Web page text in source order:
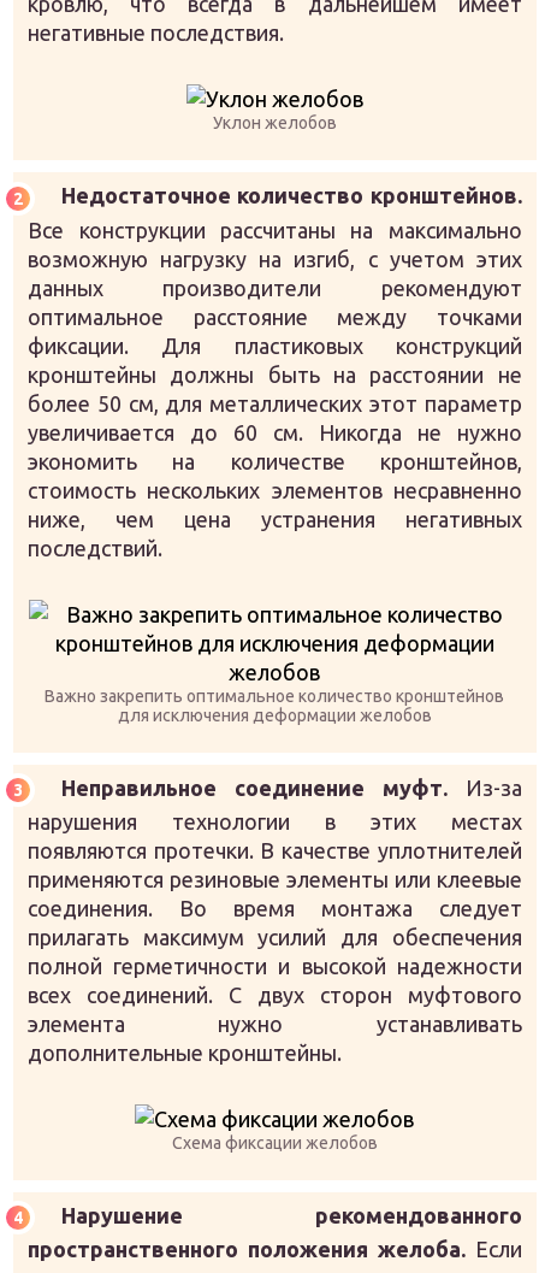
негативные последствия.
Уклон желобов
Недостаточное количество кронштейнов.
Все конструкции рассчитаны на максимально
возможную нагрузку на изгиб, с учетом этих
данных производители рекомендуют
оптимальное расстояние между точками
фиксации. Для пластиковых конструкций
кронштейны должны быть на расстоянии не
более 50 см, для металлических этот параметр
увеличивается до 60 см. Никогда не нужно
экономить на количестве кронштейнов,
стоимость нескольких элементов несравненно
ниже, чем цена устранения негативных
последствий.
Важно закрепить оптимальное количество кронштейнов
для исключения деформации желобов
Неправильное соединение муфт.Из-за
нарушения технологии в этих местах
появляются протечки. В качестве уплотнителей
применяются резиновые элементы или клеевые
соединения. Во время монтажа следует
прилагать максимум усилий для обеспечения
полной герметичности и высокой надежности
всех соединений. С двух сторон муфтового
элемента нужно устанавливать
дополнительные кронштейны.
Схема фиксации желобов
Нарушение рекомендованного
пространственного положения желоба.Если